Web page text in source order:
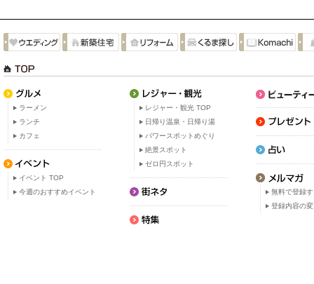
ラーメン
ランチ
カフェ
イベント TOP
今週のおすすめイベント
レジャー・観光 TOP
日帰り温泉・日帰り湯
パワースポットめぐり
絶景スポット
ゼロ円スポット
無料で登録
登録内容の